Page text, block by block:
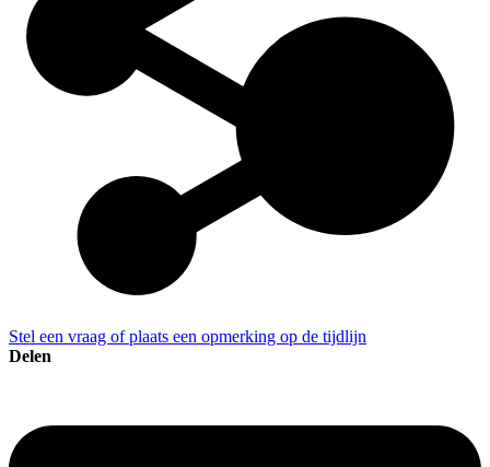
Stel een vraag of plaats een opmerking op de tijdlijn
Delen